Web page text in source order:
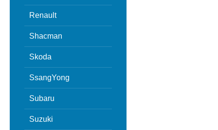
Renault
Shacman
Skoda
SsangYong
Subaru
Suzuki